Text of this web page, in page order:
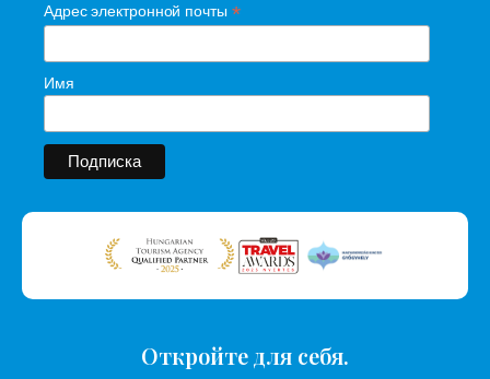
Адрес электронной почты *
Имя
Откройте для себя.